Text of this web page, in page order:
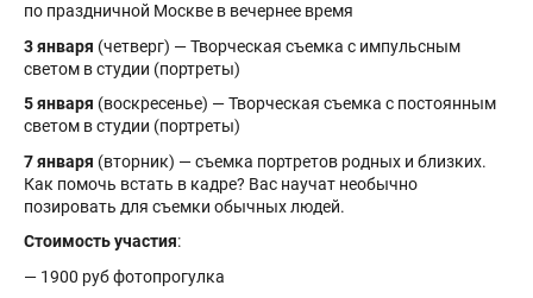
по праздничной Москве в вечернее время
3 января (четверг) — Творческая съемка с импульсным
светом в студии (портреты)
5 января (воскресенье) — Творческая съемка с постоянным
светом в студии (портреты)
7 января (вторник) — съемка портретов родных и близких.
Как помочь встать в кадре? Вас научат необычно
позировать для съемки обычных людей.
Стоимость участия:
— 1900 руб фотопрогулка